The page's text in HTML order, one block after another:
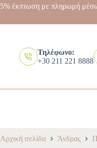
5% έκπτωση με πληρωμή μέσω
Τηλέφωνο:
+30 211 221 8888
Αρχική σελίδα Άνδρας